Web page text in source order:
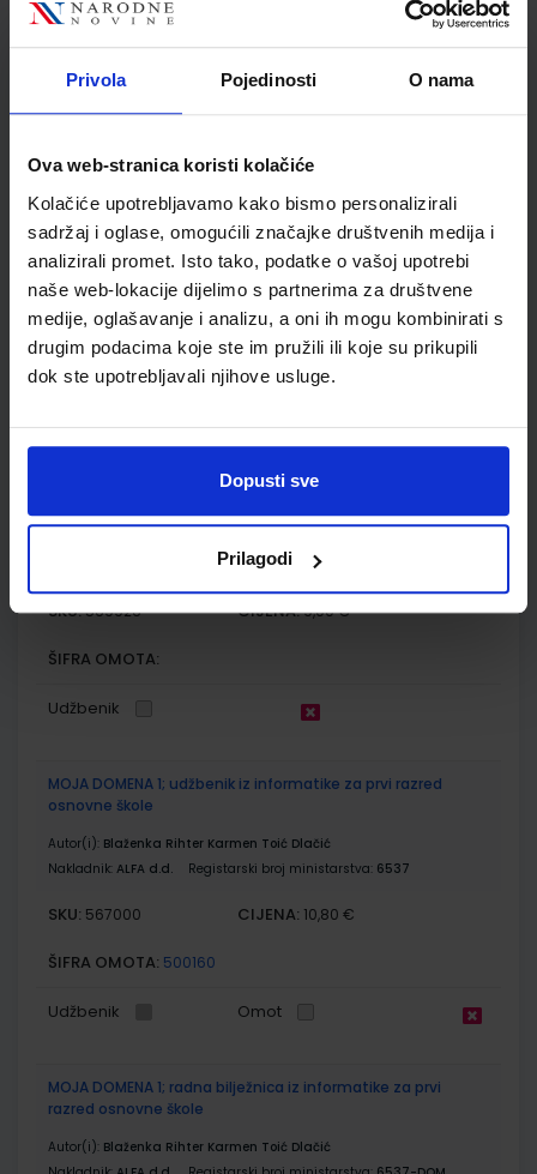
Privola Pojedinosti O nama
Ova web-stranica koristi kolačiće
Kolačiće upotrebljavamo kako bismo personalizirali
sadržaj i oglase, omogućili značajke društvenih medija i
analizirali promet. Isto tako, podatke o vašoj upotrebi
naše web-lokacije dijelimo s partnerima za društvene
medije, oglašavanje i analizu, a oni ih mogu kombinirati s
drugim podacima koje ste im pružili ili koje su prikupili
dok ste upotrebljavali njihove usluge.
Dopusti sve
Prilagodi
ŠIFRA OMOTA:
prvi razred osnovne škole
Autor(i): Marijana Martić Gordana Ivančić Jelena Marković
Nakladnik:
PROFIL KLETT d.o.o. Registarski broj ministarstva:
6108-
DOM
SKU:569949 CIJENA:12,00 €
ŠIFRA OMOTA:
Udžbenik
Autor(i):Marijana Martić Gordana Ivančić Jelena Marković
SKU:569926 CIJENA:9,00 €
ŠIFRA OMOTA:
Udžbenik
MOJA DOMENA 1; udžbenik iz informatike za prvi razred
osnovne škole
Autor(i): Blaženka Rihter Karmen Toić Dlačić
Nakladnik: ALFA d.d. Registarski broj ministarstva: 6537
SKU: 567000 CIJENA: 10,80 €
ŠIFRA OMOTA: 500160
Udžbenik Omot
MOJA DOMENA 1; radna bilježnica iz informatike za prvi
razred osnovne škole
Autor(i): Blaženka Rihter Karmen Toić Dlačić